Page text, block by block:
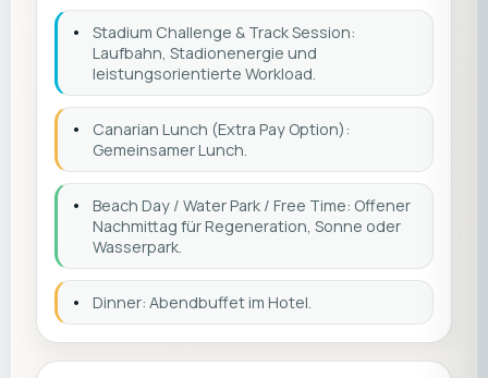
•
Stadium Challenge & Track Session:
Laufbahn, Stadionenergie und
leistungsorientierte Workload.
•
Canarian Lunch (Extra Pay Option):
Gemeinsamer Lunch.
•
Beach Day / Water Park / Free Time: Offener
Nachmittag für Regeneration, Sonne oder
Wasserpark.
• Dinner: Abendbuffet im Hotel.